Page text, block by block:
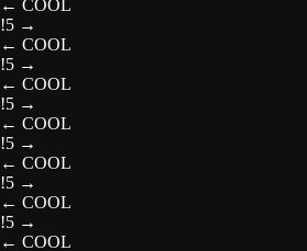
← COOL
!5 →
← COOL
!5 →
← COOL
!5 →
← COOL
!5 →
← COOL
!5 →
← COOL
!5 →
← COOL